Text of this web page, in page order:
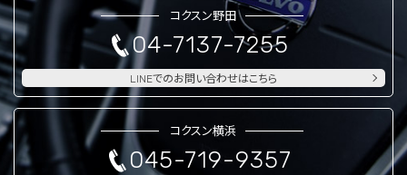
コクスン野田
04-7137-7255
LINEでのお問い合わせはこちら
コクスン横浜
045-719-9357